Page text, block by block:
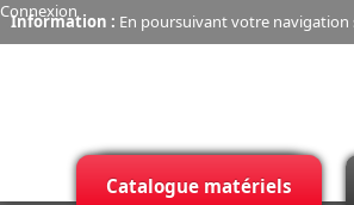
Information : En poursuivant votre
Connexion
Catalogue matériels